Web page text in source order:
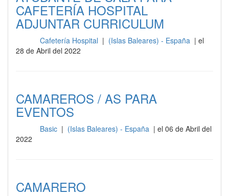
CAFETERÍA HOSPITAL
ADJUNTAR CURRICULUM
Cafetería Hospital | (Islas Baleares) - España | el
28 de Abril del 2022
CAMAREROS / AS PARA
EVENTOS
Basic | (Islas Baleares) - España | el 06 de Abril del
2022
CAMARERO